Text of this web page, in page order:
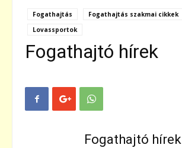
Fogathajtás
Fogathajtás szakmai cikkek
Lovassportok
Fogathajtó hírek
Fogathajtó hírek